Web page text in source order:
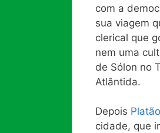
com a
sua viagem
clerical que
nem uma
de Sólon no
Atlântida.
Depois Platão
cidade, que